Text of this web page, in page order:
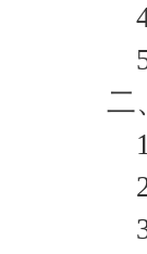
4
5、
二
1
2
3